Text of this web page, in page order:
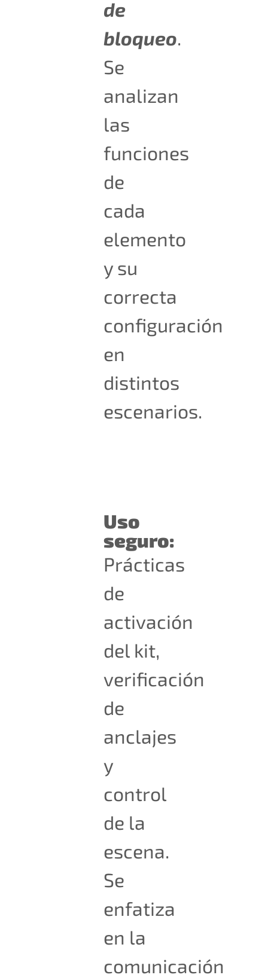
de
bloqueo.
Se
analizan
las
funciones
de
cada
elemento
y su
correcta
configuración
en
distintos
escenarios.
Uso
seguro:
Prácticas
de
activación
del kit,
verificación
de
anclajes
y
control
de la
escena.
Se
enfatiza
en la
comunicación